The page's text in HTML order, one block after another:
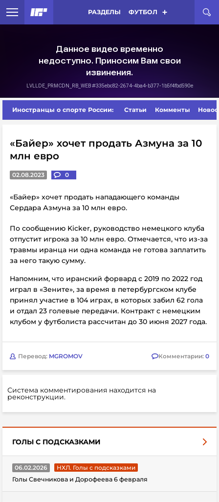
РАЗДЕЛЫ ФУТБОЛ
Иностранцы о спорте России: Статьи Комменты
«Байер» хочет продать Азмуна за 10
млн евро
02.08.2023 0
«Байер» хочет продать нападающего команды
Сердара Азмуна за 10 млн евро.
По сообщению Kicker, руководство немецкого клуба
отпустит игрока за 10 млн евро. Отмечается, что из-за
травмы иранца ни одна команда не готова заплатить
за него такую сумму.
Напомним, что иранский форвард с 2019 по 2022 год
играл в «Зените», за время в петербургском клубе
принял участие в 104 играх, в которых забил 62 гола
и отдал 23 голевые передачи. Контракт с немецким
клубом у футболиста рассчитан до 30 июня 2027 года.
Перевод: MGROMOV Комментарии: 0
Система комментирования находится на
реконструкции.
ГОЛЫ С ПОДСКАЗКАМИ
06.02.2026
НХЛ. Голы с подсказками
Голы Свечникова и Дорофеева 6 февраля